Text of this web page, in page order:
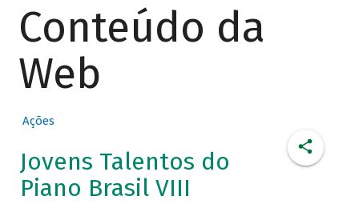
Conteúdo da
Web
Ações
Jovens Talentos do
Piano Brasil VIII